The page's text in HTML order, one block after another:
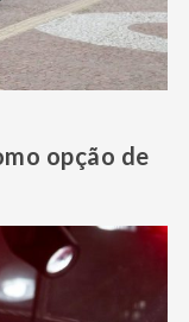
opção de